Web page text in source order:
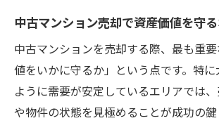
中古マンション売却で資産価値を守
中古マンションを売却する際、最も重
値をいかに守るか」という点です。特
ように需要が安定しているエリアでは
や物件の状態を見極めることが成功の